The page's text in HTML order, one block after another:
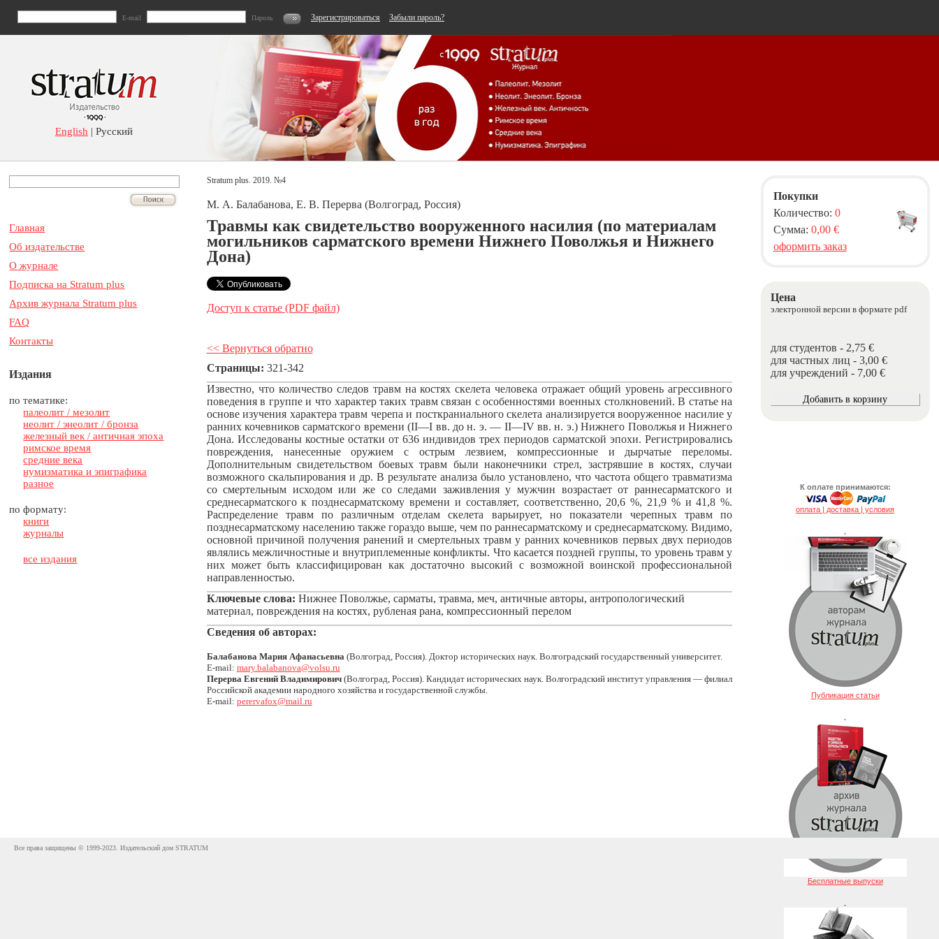
E-mail Пароль Зарегистрироваться Забыли пароль?
English | Русский
Главная
Об издательстве
О журнале
Подписка на Stratum plus
Архив журнала Stratum plus
FAQ
Контакты
Издания
по тематике:
палеолит / мезолит
неолит / энеолит / бронза
железный век / античная эпоха
римское время
средние века
нумизматика и эпиграфика
разное
по формату:
книги
журналы
все издания
Stratum plus. 2019. №4
М. А. Балабанова, Е. В. Перерва (Волгоград, Россия)
Травмы как свидетельство вооруженного насилия (по материалам
могильников сарматского времени Нижнего Поволжья и Нижнего
Дона)
Доступ к статье (PDF файл)
<< Вернуться обратно
Страницы: 321-342
Известно, что количество следов травм на костях скелета человека отражает общий уровень агрессивного
поведения в группе и что характер таких травм связан с особенностями военных столкновений. В статье на
основе изучения характера травм черепа и посткраниального скелета анализируется вооруженное насилие у
ранних кочевников сарматского времени (II—I вв. до н. э. — II—IV вв. н. э.) Нижнего Поволжья и Нижнего
Дона. Исследованы костные остатки от 636 индивидов трех периодов сарматской эпохи. Регистрировались
повреждения, нанесенные оружием с острым лезвием, компрессионные и дырчатые переломы.
Дополнительным свидетельством боевых травм были наконечники стрел, застрявшие в костях, случаи
возможного скальпирования и др. В результате анализа было установлено, что частота общего травматизма
со смертельным исходом или же со следами заживления у мужчин возрастает от раннесарматского и
среднесарматского к позднесарматскому времени и составляет, соответственно, 20,6 %, 21,9 % и 41,8 %.
Распределение травм по различным отделам скелета варьирует, но показатели черепных травм по
позднесарматскому населению также гораздо выше, чем по раннесарматскому и среднесарматскому. Видимо,
основной причиной получения ранений и смертельных травм у ранних кочевников первых двух периодов
являлись межличностные и внутриплеменные конфликты. Что касается поздней группы, то уровень травм у
них может быть классифицирован как достаточно высокий с возможной воинской профессиональной
направленностью.
Ключевые слова: Нижнее Поволжье, сарматы, травма, меч, античные авторы, антропологический
материал, повреждения на костях, рубленая рана, компрессионный перелом
Сведения об авторах:
Балабанова Мария Афанасьевна(Волгоград, Россия). Доктор исторических наук. Волгоградский государственный университет.
E-mail: mary.balabanova@volsu.ru
Перерва Евгений Владимирович(Волгоград, Россия). Кандидат исторических наук. Волгоградский институт управления — филиал
Российской академии народного хозяйства и государственной службы.
E-mail: perervafox@mail.ru
Покупки
Количество: 0
Сумма: 0,00 €
оформить заказ
Цена
электронной версии в формате pdf
для студентов - 2,75 €
для частных лиц - 3,00 €
для учреждений - 7,00 €
К оплате принимаются:
оплата | доставка | условия
.
Публикация статьи
.
Бесплатные выпуски
.
Все права защищены © 1999-2023. Издательский дом STRATUM